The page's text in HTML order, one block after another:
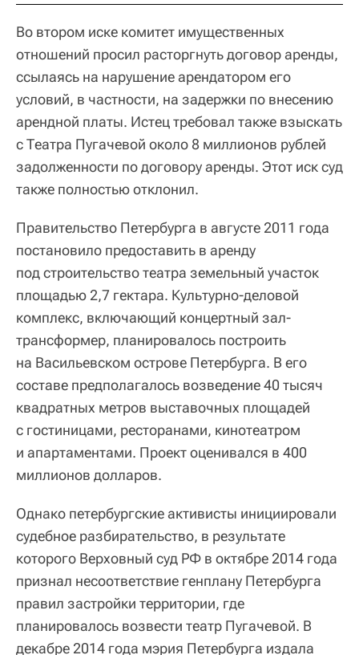
Во втором иске комитет имущественных
отношений просил расторгнуть договор аренды,
ссылаясь на нарушение арендатором его
условий, в частности, на задержки по внесению
арендной платы. Истец требовал также взыскать
с Театра Пугачевой около 8 миллионов рублей
задолженности по договору аренды. Этот иск суд
также полностью отклонил.
Правительство Петербурга в августе 2011 года
постановило предоставить в аренду
под строительство театра земельный участок
площадью 2,7 гектара. Культурно-деловой
комплекс, включающий концертный зал-
трансформер, планировалось построить
на Васильевском острове Петербурга. В его
составе предполагалось возведение 40 тысяч
квадратных метров выставочных площадей
с гостиницами, ресторанами, кинотеатром
и апартаментами. Проект оценивался в 400
миллионов долларов.
Однако петербургские активисты инициировали
судебное разбирательство, в результате
которого Верховный суд РФ в октябре 2014 года
признал несоответствие генплану Петербурга
правил застройки территории, где
планировалось возвести театр Пугачевой. В
декабре 2014 года мэрия Петербурга издала